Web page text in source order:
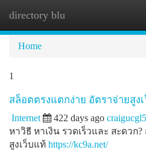
directory blu
Home
1
สล็อตตรงแตกง่าย อัตราจ่ายสูง
Internet 422 days ago
หาวิธี หาเงิน รวดเร็วและ สะดวก
สูงเว็บแท้ https://kc9a.net/